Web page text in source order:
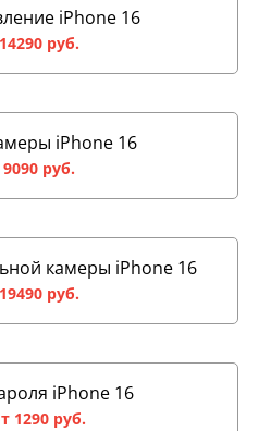
iPhone 16
руб.
iPhone 16
руб.
камеры iPhone 16
руб.
iPhone 16
1290 руб.